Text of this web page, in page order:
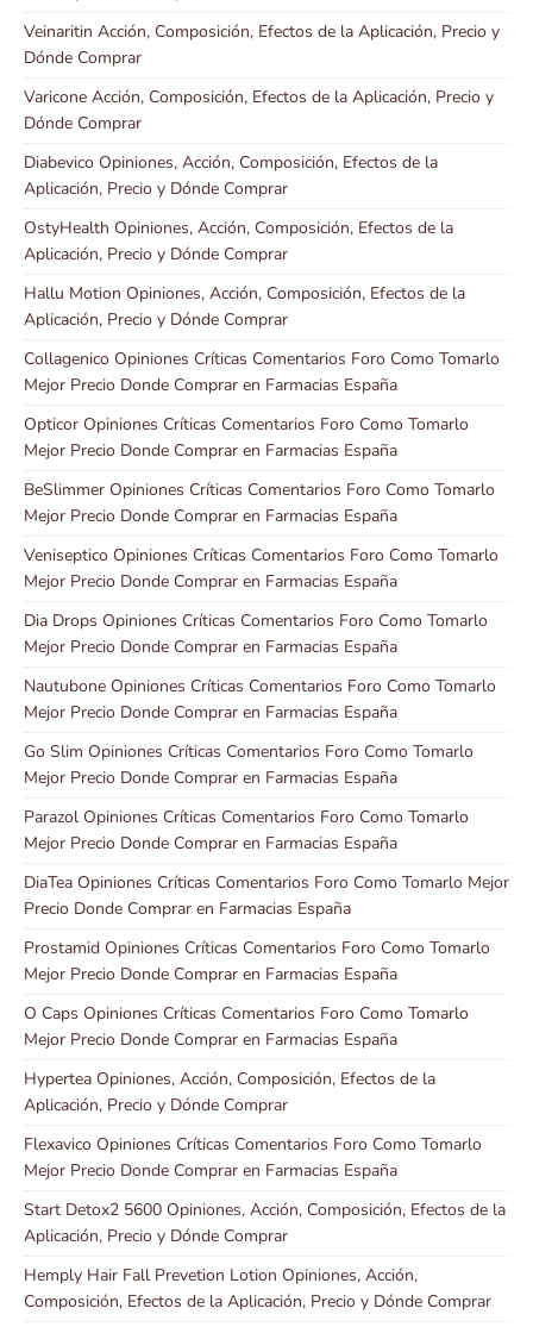
Veinaritin Acción, Composición, Efectos de la Aplicación, Precio y
Dónde Comprar
Varicone Acción, Composición, Efectos de la Aplicación, Precio y
Dónde Comprar
Diabevico Opiniones, Acción, Composición, Efectos de la
Aplicación, Precio y Dónde Comprar
OstyHealth Opiniones, Acción, Composición, Efectos de la
Aplicación, Precio y Dónde Comprar
Hallu Motion Opiniones, Acción, Composición, Efectos de la
Aplicación, Precio y Dónde Comprar
Collagenico Opiniones Críticas Comentarios Foro Como Tomarlo
Mejor Precio Donde Comprar en Farmacias España
Opticor Opiniones Críticas Comentarios Foro Como Tomarlo
Mejor Precio Donde Comprar en Farmacias España
BeSlimmer Opiniones Críticas Comentarios Foro Como Tomarlo
Mejor Precio Donde Comprar en Farmacias España
Veniseptico Opiniones Críticas Comentarios Foro Como Tomarlo
Mejor Precio Donde Comprar en Farmacias España
Dia Drops Opiniones Críticas Comentarios Foro Como Tomarlo
Mejor Precio Donde Comprar en Farmacias España
Nautubone Opiniones Críticas Comentarios Foro Como Tomarlo
Mejor Precio Donde Comprar en Farmacias España
Go Slim Opiniones Críticas Comentarios Foro Como Tomarlo
Mejor Precio Donde Comprar en Farmacias España
Parazol Opiniones Críticas Comentarios Foro Como Tomarlo
Mejor Precio Donde Comprar en Farmacias España
DiaTea Opiniones Críticas Comentarios Foro Como Tomarlo Mejor
Precio Donde Comprar en Farmacias España
Prostamid Opiniones Críticas Comentarios Foro Como Tomarlo
Mejor Precio Donde Comprar en Farmacias España
O Caps Opiniones Críticas Comentarios Foro Como Tomarlo
Mejor Precio Donde Comprar en Farmacias España
Hypertea Opiniones, Acción, Composición, Efectos de la
Aplicación, Precio y Dónde Comprar
Flexavico Opiniones Críticas Comentarios Foro Como Tomarlo
Mejor Precio Donde Comprar en Farmacias España
Start Detox2 5600 Opiniones, Acción, Composición, Efectos de la
Aplicación, Precio y Dónde Comprar
Hemply Hair Fall Prevetion Lotion Opiniones, Acción,
Composición, Efectos de la Aplicación, Precio y Dónde Comprar